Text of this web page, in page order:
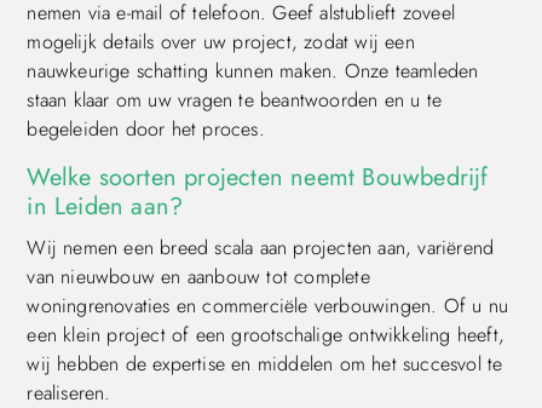
nemen via e-mail of telefoon. Geef alstublieft zoveel
mogelijk details over uw project, zodat wij een
nauwkeurige schatting kunnen maken. Onze teamleden
staan klaar om uw vragen te beantwoorden en u te
begeleiden door het proces.
Welke soorten projecten neemt Bouwbedrijf
in Leiden aan?
Wij nemen een breed scala aan projecten aan, variërend
van nieuwbouw en aanbouw tot complete
woningrenovaties en commerciële verbouwingen. Of u nu
een klein project of een grootschalige ontwikkeling heeft,
wij hebben de expertise en middelen om het succesvol te
realiseren.